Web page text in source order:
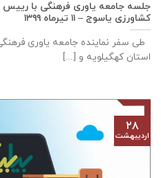
جلسه جامعه یاوری فرهنگی با رييس
كشاورزی ياسوج – ۱۱ تیرماه ۱۳۹۹
طی سفر نماینده جامعه یاوری
استان کهگیلویه و [...]
۲۸
اردیبهشت